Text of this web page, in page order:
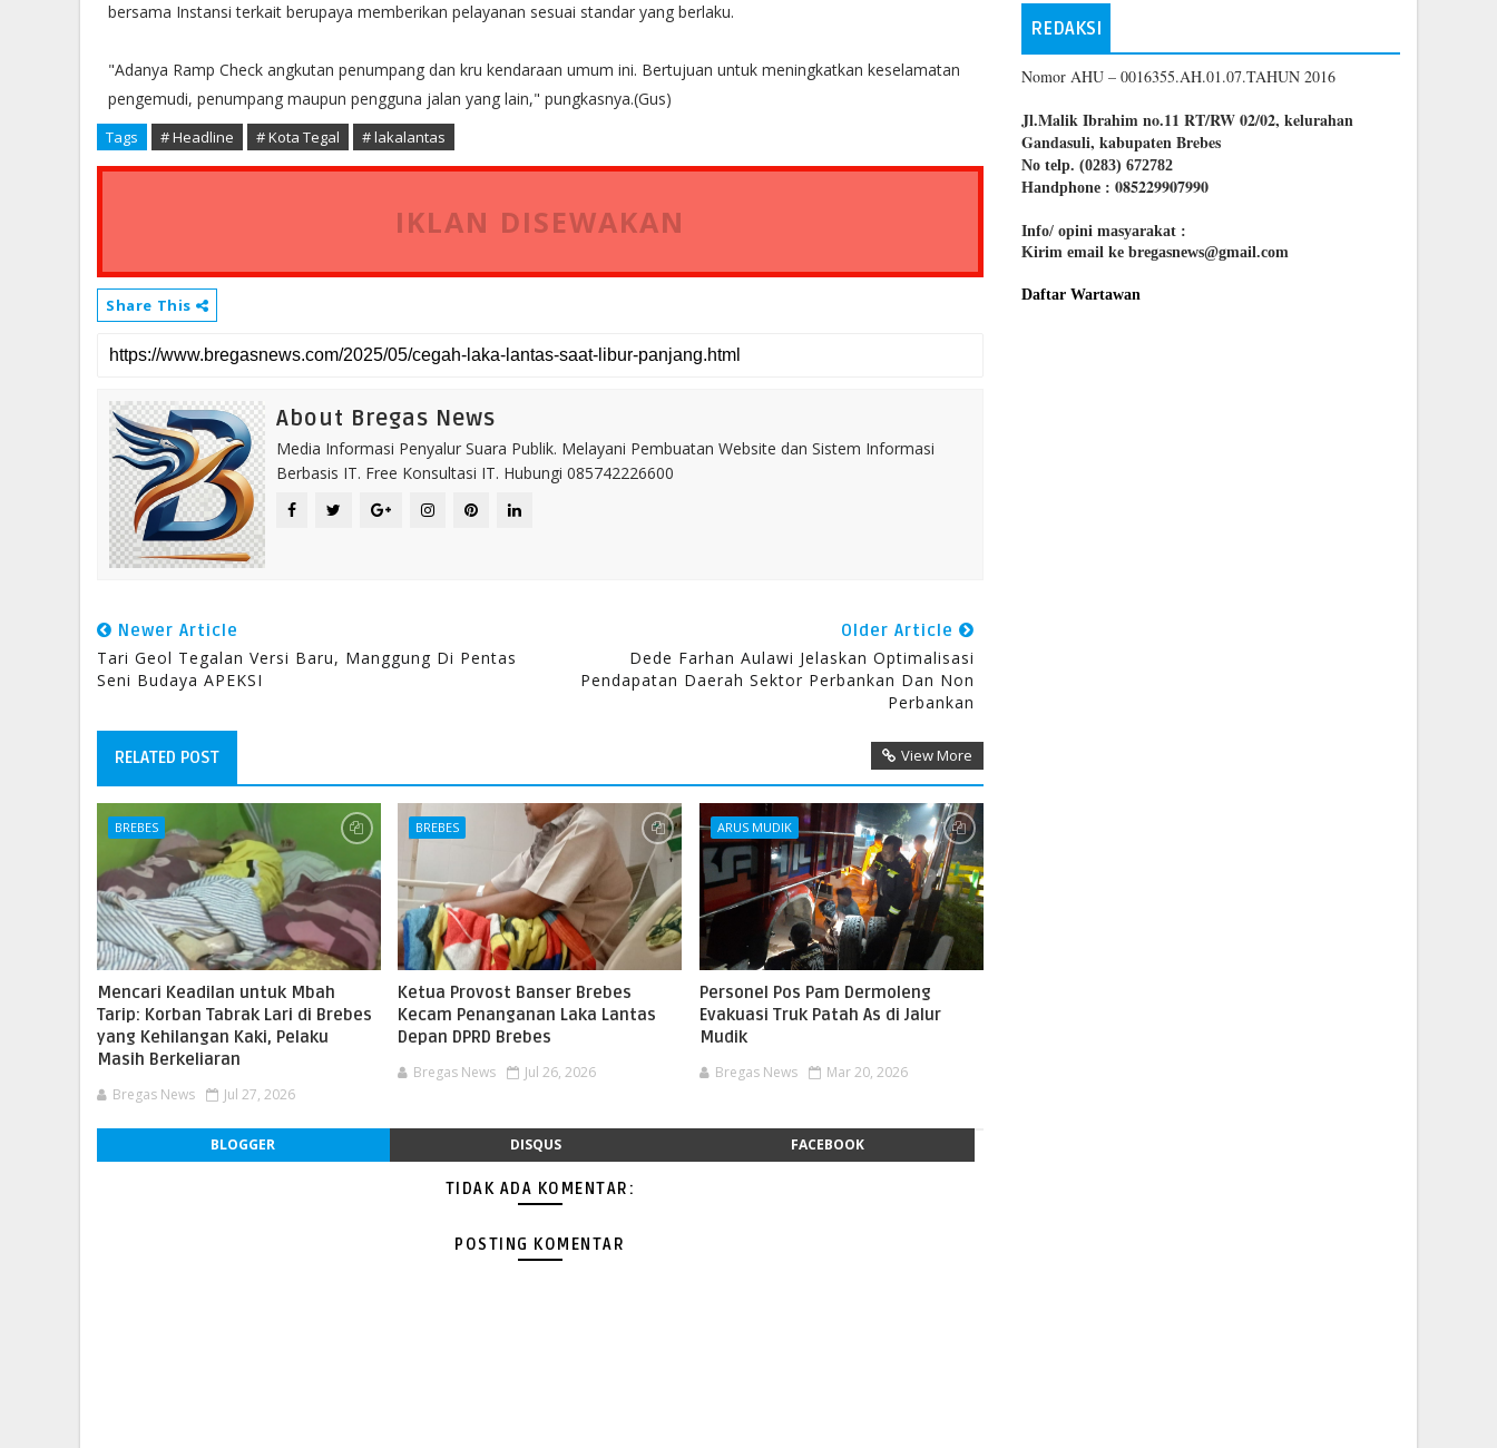
bersama Instansi terkait berupaya memberikan pelayanan sesuai standar yang berlaku.
"Adanya Ramp Check angkutan penumpang dan kru kendaraan umum ini. Bertujuan untuk meningkatkan keselamatan
pengemudi, penumpang maupun pengguna jalan yang lain," pungkasnya.(Gus)
Tags # Headline # Kota Tegal # lakalantas
IKLAN DISEWAKAN
Share This
About Bregas News
Media Informasi Penyalur Suara Publik. Melayani Pembuatan Website dan Sistem Informasi
Berbasis IT. Free Konsultasi IT. Hubungi 085742226600
Newer Article
Tari Geol Tegalan Versi Baru, Manggung Di Pentas
Seni Budaya APEKSI
Older Article
Dede Farhan Aulawi Jelaskan Optimalisasi
Pendapatan Daerah Sektor Perbankan Dan Non
Perbankan
RELATED POST View More
BREBES
Mencari Keadilan untuk Mbah
Tarip: Korban Tabrak Lari di Brebes
yang Kehilangan Kaki, Pelaku
Masih Berkeliaran
Bregas News Jul 27, 2026
BREBES
Ketua Provost Banser Brebes
Kecam Penanganan Laka Lantas
Depan DPRD Brebes
Bregas News Jul 26, 2026
ARUS MUDIK
Personel Pos Pam Dermoleng
Evakuasi Truk Patah As di Jalur
Mudik
Bregas News Mar 20, 2026
BLOGGER DISQUS FACEBOOK
TIDAK ADA KOMENTAR:
POSTING KOMENTAR
REDAKSI
Nomor AHU – 0016355.AH.01.07.TAHUN 2016
Jl.Malik Ibrahim no.11 RT/RW 02/02, kelurahan
Gandasuli, kabupaten Brebes
No telp. (0283) 672782
Handphone : 085229907990
Info/ opini masyarakat :
Kirim email ke bregasnews@gmail.com
Daftar Wartawan